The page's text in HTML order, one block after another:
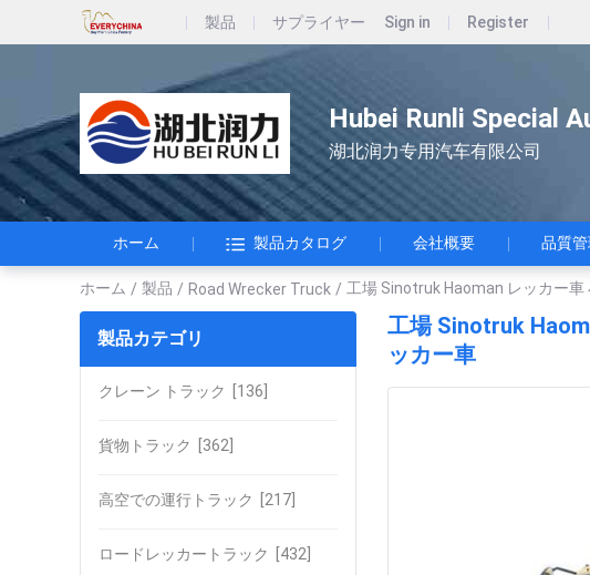
製品 サプライヤー Sign in Register
Hubei Runli Special
湖北润力专用汽车有限公司
ホーム 製品カタログ 会社概要 品質管
ホーム / 製品 / Road Wrecker Truck / 工場 Sinotruk Haoman レッカー
製品カテゴリ
クレーン トラック [136]
貨物トラック [362]
高空での運行トラック [217]
ロードレッカートラック [432]
工場 Sinotruk
ッカー車